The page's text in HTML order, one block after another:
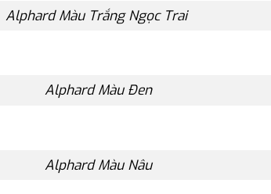
Alphard Màu Trắng Ngọc Trai
Alphard Màu Đen
Alphard Màu Nâu